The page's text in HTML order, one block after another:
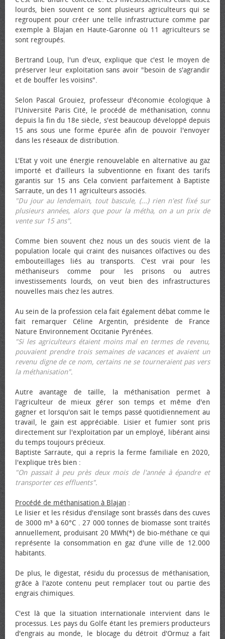
lourds, bien souvent ce sont plusieurs agriculteurs qui se
regroupent pour créer une telle infrastructure comme par
exemple à Blajan en Haute-Garonne où 11 agriculteurs se
sont regroupés.
Bertrand Loup, l'un d'eux, explique que c'est le moyen de
préserver leur exploitation sans avoir "besoin de s'agrandir
et de bouffer les voisins".
Selon Pascal Grouiez, professeur d'économie écologique à
l'Université Paris Cité, le procédé de méthanisation, connu
depuis la fin du 18e siècle, s'est beaucoup développé depuis
15 ans sous une forme épurée afin de pouvoir l'envoyer
dans les réseaux de distribution.
L'Etat y voit une énergie renouvelable en alternative au gaz
importé et d'ailleurs la subventionne en fixant des tarifs
garantis sur 15 ans Cela convient parfaitement à Baptiste
Sarraute, un des 11 agriculteurs associés.
"Du jour au lendemain, tout bascule, (...) rien n'est fixé sur
plusieurs années, alors que pour la métha, on a un prix de
vente sur 15 ans".
Comme bien souvent chez nous un des soucis vient de la
population locale qui craint des nuisances olfactives ou des
embouteillages liés au transports. C'est vrai pour les
méthaniseurs comme pour les prisons ou autres
investissements lourds, on veut bien des infrastructures
nouvelles mais chez les autres.
Au sein de la profession cela fait également débat comme le
fait remarquer Céline Argentin, présidente de France
Nature Environnement Occitanie Pyrénées.
"Si les agriculteurs étaient moins mal en termes de revenu,
pouvaient prendre trois semaines de vacances et avaient un
revenu digne de ce nom, certains ne se tourneraient pas vers
la méthanisation".
Autre avantage de taille, la méthanisation permet à
l'agriculteur de mieux gérer son temps et même d'en
gagner et lorsqu'on sait le temps passé quotidiennement au
travail, le gain est appréciable. Lisier et fumier sont pris
directement sur l'exploitation par un employé, libérant ainsi
du temps toujours précieux.
Baptiste Sarraute, qui a repris la ferme familiale en 2020,
l'explique très bien :
"On passait à peu près deux mois de l'année à épandre et
transporter ces effluents".
Procédé de méthanisation à Blajan :
Le lisier et les résidus d'ensilage sont brassés dans des cuves
de 3000 m³ à 60°C . 27 000 tonnes de biomasse sont traités
annuellement, produisant 20 MWh(*) de bio-méthane ce qui
représente la consommation en gaz d'une ville de 12.000
habitants.
De plus, le digestat, résidu du processus de méthanisation,
grâce à l'azote contenu peut remplacer tout ou partie des
engrais chimiques.
C'est là que la situation internationale intervient dans le
processus. Les pays du Golfe étant les premiers producteurs
d'engrais au monde, le blocage du détroit d'Ormuz a fait